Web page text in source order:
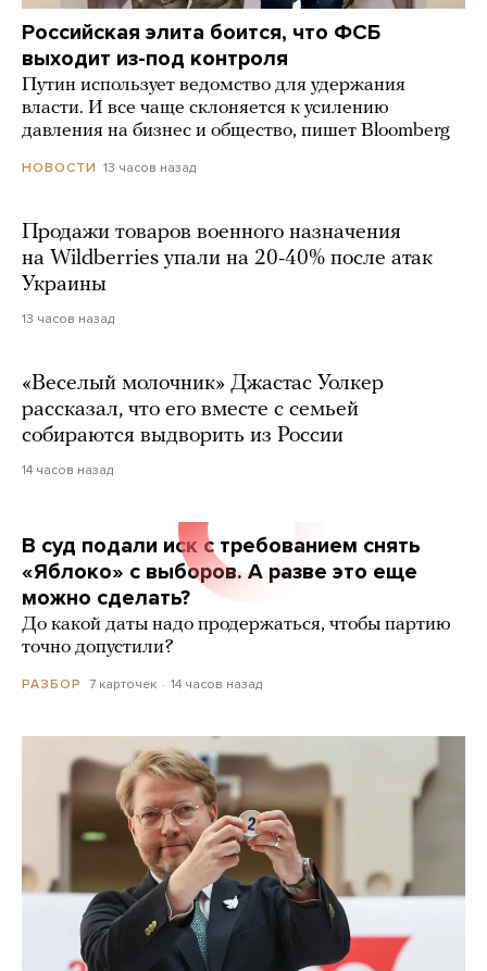
Российская элита боится, что ФСБ
выходит из-под контроля
Путин использует ведомство для удержания
власти. И все чаще склоняется к усилению
давления на бизнес и общество, пишет Bloomberg
НОВОСТИ 13 часов назад
Продажи товаров военного назначения
на Wildberries упали на 20-40% после атак
Украины
13 часов назад
«Веселый молочник» Джастас Уолкер
рассказал, что его вместе с семьей
собираются выдворить из России
14 часов назад
В суд подали иск с требованием снять
«Яблоко» с выборов. А разве это еще
можно сделать?
До какой даты надо продержаться, чтобы партию
точно допустили?
РАЗБОР 7 карточек 14 часов назад